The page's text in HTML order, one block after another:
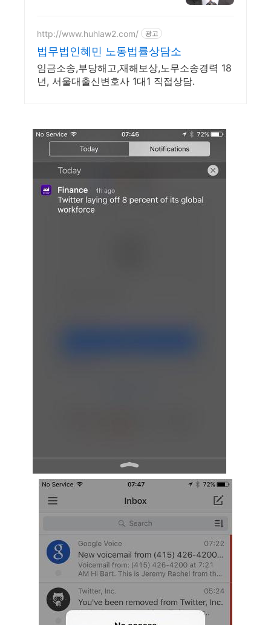
http://www.huhlaw2.com/ 광고
법무법인혜민 노동법률상담소
임금소송,부당해고,재해보상,노무소송경력 18
년, 서울대출신변호사 1대1 직접상담.